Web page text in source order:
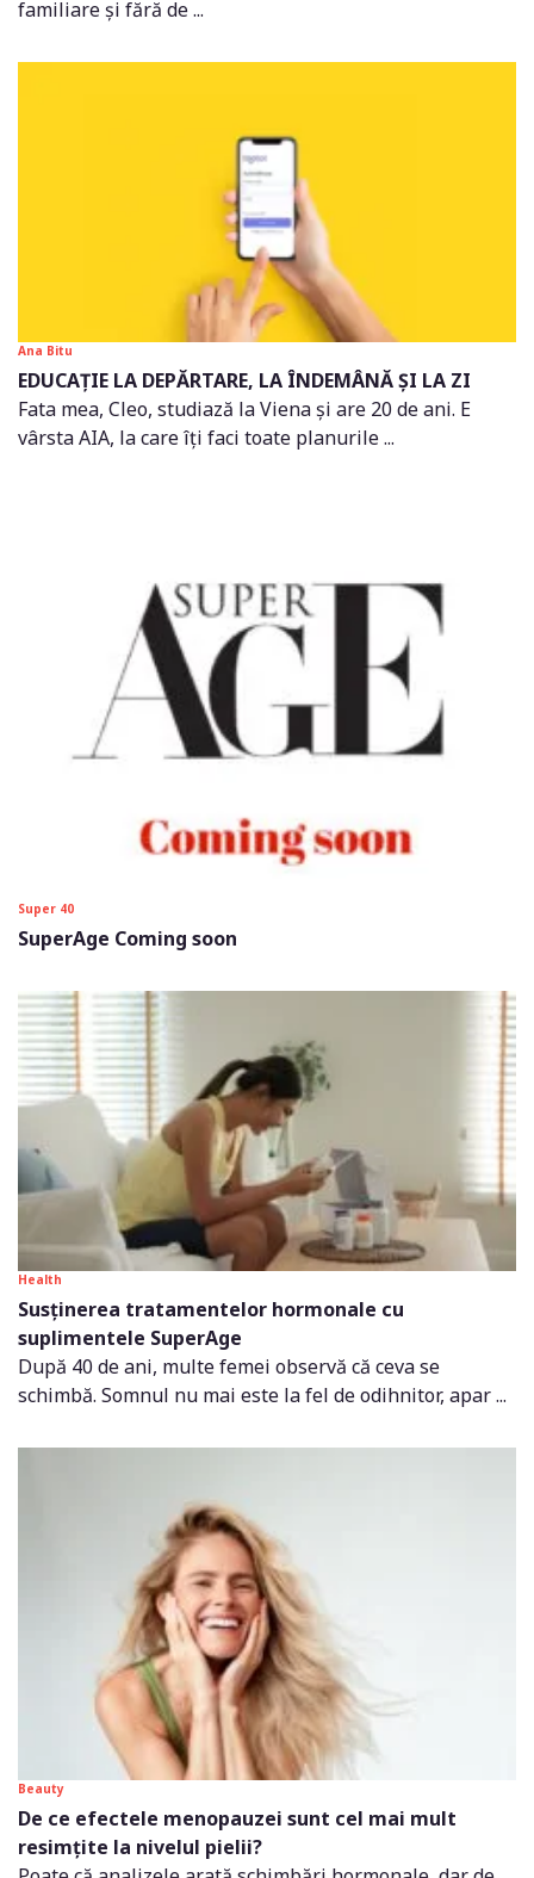
familiare și fără de ...
Ana Bitu
EDUCAȚIE LA DEPĂRTARE, LA ÎNDEMÂNĂ ȘI LA ZI
Fata mea, Cleo, studiază la Viena și are 20 de ani. E
vârsta AIA, la care îți faci toate planurile ...
Super 40
SuperAge Coming soon
Health
Susținerea tratamentelor hormonale cu
suplimentele SuperAge
După 40 de ani, multe femei observă că ceva se
schimbă. Somnul nu mai este la fel de odihnitor, apar ...
Beauty
De ce efectele menopauzei sunt cel mai mult
resimțite la nivelul pielii?